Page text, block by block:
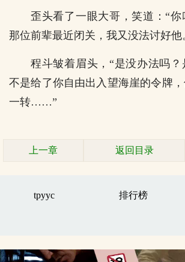
歪头看了一眼大哥，笑道：“你
那位前辈最近闭关，我又没法讨好他
程斗皱着眉头，“是没办法吗
不是给了你自由出入望海崖的令牌
一转……”
上一章 返回目录
tpyyc 排行榜